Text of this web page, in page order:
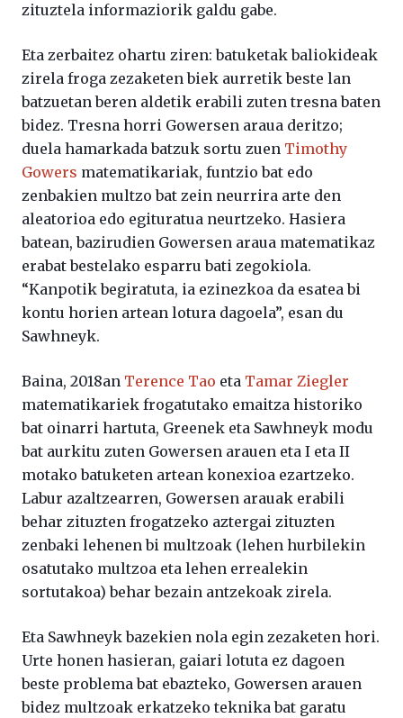
zituztela informaziorik galdu gabe.
Eta zerbaitez ohartu ziren: batuketak baliokideak
zirela froga zezaketen biek aurretik beste lan
batzuetan beren aldetik erabili zuten tresna baten
bidez. Tresna horri Gowersen araua deritzo;
duela hamarkada batzuk sortu zuen Timothy
Gowers matematikariak, funtzio bat edo
zenbakien multzo bat zein neurrira arte den
aleatorioa edo egituratua neurtzeko. Hasiera
batean, bazirudien Gowersen araua matematikaz
erabat bestelako esparru bati zegokiola.
“Kanpotik begiratuta, ia ezinezkoa da esatea bi
kontu horien artean lotura dagoela”, esan du
Sawhneyk.
Baina, 2018an Terence Tao eta Tamar Ziegler
matematikariek frogatutako emaitza historiko
bat oinarri hartuta, Greenek eta Sawhneyk modu
bat aurkitu zuten Gowersen arauen eta I eta II
motako batuketen artean konexioa ezartzeko.
Labur azaltzearren, Gowersen arauak erabili
behar zituzten frogatzeko aztergai zituzten
zenbaki lehenen bi multzoak (lehen hurbilekin
osatutako multzoa eta lehen errealekin
sortutakoa) behar bezain antzekoak zirela.
Eta Sawhneyk bazekien nola egin zezaketen hori.
Urte honen hasieran, gaiari lotuta ez dagoen
beste problema bat ebazteko, Gowersen arauen
bidez multzoak erkatzeko teknika bat garatu